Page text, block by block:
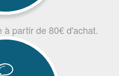
à partir de 80€ d'achat.